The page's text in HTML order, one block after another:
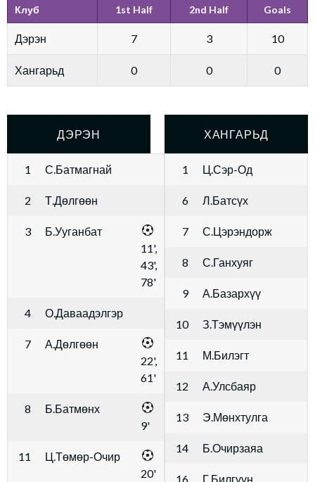
Клуб 1st Half 2nd Half Goals
Дэрэн 7 3 10
Хангарьд 0 0 0
ДЭРЭН
1 С.Батмагнай
2 Т.Дөлгөөн
3
Б.Ууганбат
11',
43',
78'
4 О.Даваадэлгэр
7
А.Дөлгөөн
22',
61'
8
Б.Батмөнх
9'
11
Ц.Төмөр-Очир
20'
ХАНГАРЬД
1 Ц.Сэр-Од
6 Л.Батсүх
7 С.Цэрэндорж
8 С.Ганхуяг
9 А.Базархүү
10 З.Тэмүүлэн
11 М.Билэгт
12 А.Улсбаяр
13 Э.Мөнхтулга
14 Б.Очирзаяа
16 Г.Билгүүн